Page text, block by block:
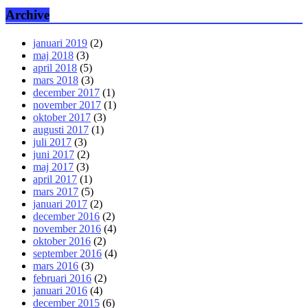
Archive
januari 2019 (2)
maj 2018 (3)
april 2018 (5)
mars 2018 (3)
december 2017 (1)
november 2017 (1)
oktober 2017 (3)
augusti 2017 (1)
juli 2017 (3)
juni 2017 (2)
maj 2017 (3)
april 2017 (1)
mars 2017 (5)
januari 2017 (2)
december 2016 (2)
november 2016 (4)
oktober 2016 (2)
september 2016 (4)
mars 2016 (3)
februari 2016 (2)
januari 2016 (4)
december 2015 (6)